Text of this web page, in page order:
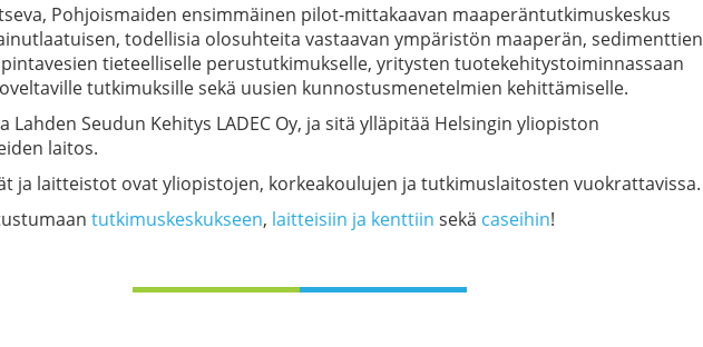
Pohjoismaiden ensimmäinen pilot-mittakaavan maaperäntutkimuskeskus
todellisia olosuhteita vastaavan ympäristön maaperän, sedimenttien
tieteelliselle perustutkimukselle, yritysten tuotekehitystoiminnassaan
tutkimuksille sekä uusien kunnostusmenetelmien kehittämiselle.
Lahden Seudun Kehitys LADEC Oy, ja sitä ylläpitää Helsingin yliopiston
laitos.
ja laitteistot ovat yliopistojen, korkeakoulujen ja tutkimuslaitosten vuokrattavissa.
tutkimuskeskukseen, laitteisiin ja kenttiin sekä caseihin!